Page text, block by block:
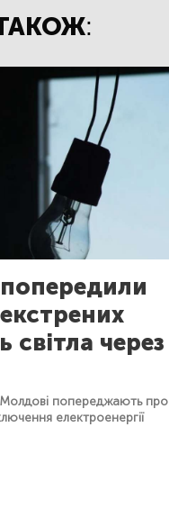
світла через
Молдові попереджають про
електроенергії